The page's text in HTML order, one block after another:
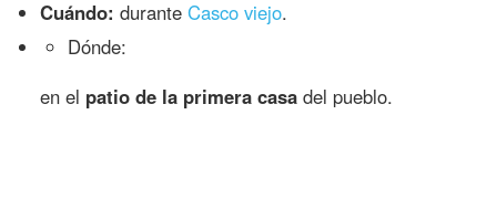
Cuándo: duranteCasco viejo.
Dónde:
en el patio de la primera casa del pueblo.